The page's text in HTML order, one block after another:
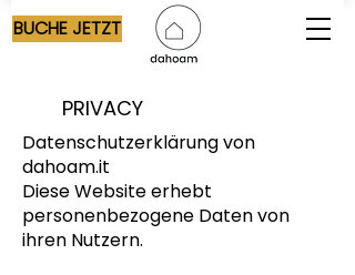
BUCHE JETZT
PRIVACY
Datenschutzerklärung von
dahoam.it
Diese Website erhebt
personenbezogene Daten von
ihren Nutzern.